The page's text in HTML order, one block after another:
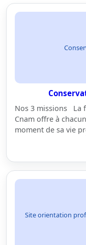
Nos 3 missions La
Cnam offre à
moment de sa vie
Site orientation